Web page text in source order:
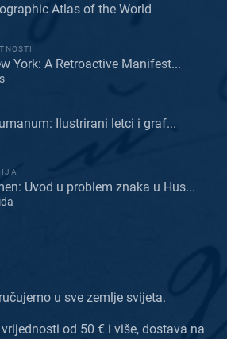
Atlas of the World
York: A Retroactive Manifest...
Ilustrirani letci i graf...
Uvod u problem znaka u Hus...
u sve zemlje svijeta.
od 50 € i više, dostava na